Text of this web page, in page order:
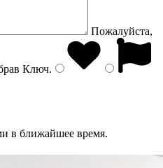
Пожалуйста,
Ключ.
в ближайшее время.